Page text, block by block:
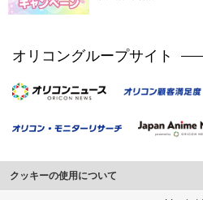
オリコングループサイト
クッキーの使用について